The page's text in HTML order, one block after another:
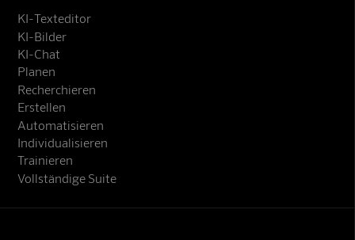
KI-Texteditor
KI-Bilder
KI-Chat
Planen
Recherchieren
Erstellen
Automatisieren
Individualisieren
Trainieren
Vollständige Suite